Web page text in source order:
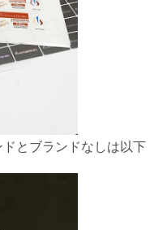
とブランドなしは以下